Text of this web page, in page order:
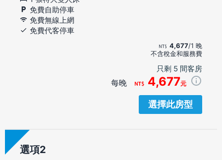
免費自助停車
免費無線上網
免費代客停車
4,677/1 晚
不含稅金和服務費
只剩 5 間客房
每晚 4,677元
選擇此房型
選項